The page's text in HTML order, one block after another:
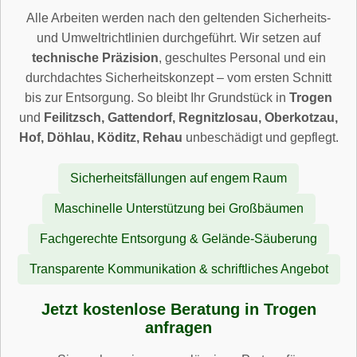
Alle Arbeiten werden nach den geltenden Sicherheits-
und Umweltrichtlinien durchgeführt. Wir setzen auf
technische Präzision, geschultes Personal und ein
durchdachtes Sicherheitskonzept – vom ersten Schnitt
bis zur Entsorgung. So bleibt Ihr Grundstück in Trogen
und Feilitzsch, Gattendorf, Regnitzlosau, Oberkotzau,
Hof, Döhlau, Köditz, Rehau unbeschädigt und gepflegt.
Sicherheitsfällungen auf engem Raum
Maschinelle Unterstützung bei Großbäumen
Fachgerechte Entsorgung & Gelände-Säuberung
Transparente Kommunikation & schriftliches Angebot
Jetzt kostenlose Beratung in Trogen
anfragen